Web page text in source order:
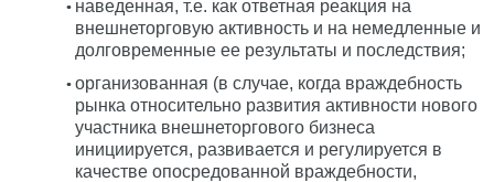
наведенная, т.е. как ответная реакция на
внешнеторговую активность и на немедленные и
долговременные ее результаты и последствия;
организованная (в случае, когда враждебность
рынка относительно развития активности нового
участника внешнеторгового бизнеса
инициируется, развивается и регулируется в
качестве опосредованной враждебности,